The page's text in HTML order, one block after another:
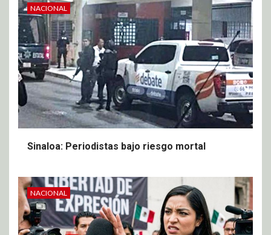
NACIONAL
Sinaloa: Periodistas bajo riesgo mortal
NACIONAL